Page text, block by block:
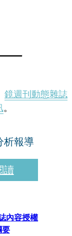
鏡週刊動態雜誌
。
析報導
讀
內容授權